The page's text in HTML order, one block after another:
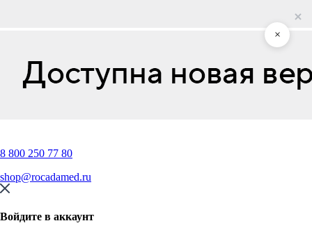
8 800 250 77 80
shop@rocadamed.ru
Войдите в аккаунт
×